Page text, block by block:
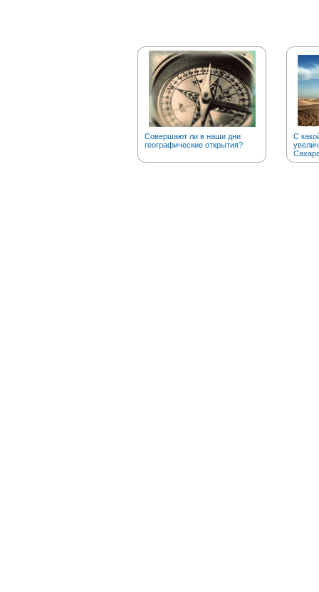
Совершают ли в наши дни
географические открытия?
С